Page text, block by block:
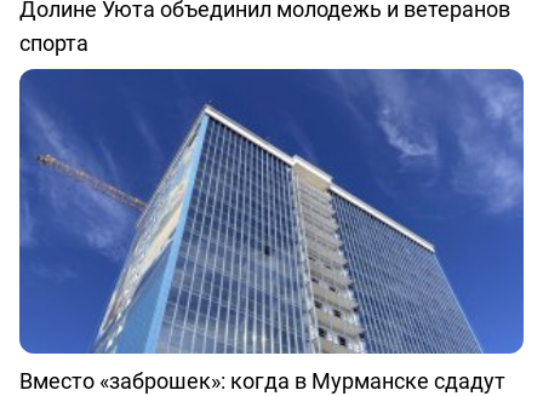
Долине Уюта объединил молодежь и ветеранов
спорта
Вместо «заброшек»: когда в Мурманске сдадут